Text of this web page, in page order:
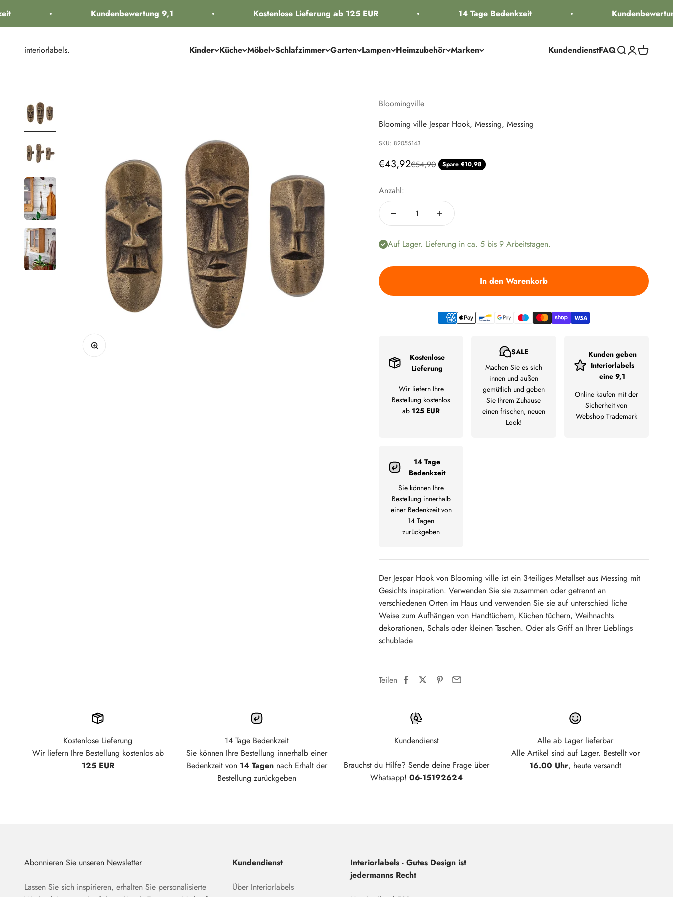
Kundenbewertung 9,1 Kostenlose Lieferung ab 125 EUR 14 Tage Bedenkzeit
Kinder Küche Möbel Schlafzimmer Garten Lampen Heimzubehör Marken
interiorlabels. KundendienstFAQSuche öffnen
Bild vergrößern
Bloomingville
Blooming ville Jespar Hook, Messing, Messing
SKU: 82055143
Angebot
€43,92Regulärer Preis
€54,90 Spare €10,98
Anzahl:
Auf Lager. Lieferung in ca. 5 bis 9 Arbeitstagen.
In den Warenkorb
Kostenlose
Lieferung
Wir liefern Ihre
Bestellung kostenlos
ab 125 EUR
SALE
Machen Sie es sich
innen und außen
gemütlich und geben
Sie Ihrem Zuhause
einen frischen, neuen
Look!
Kunden geben
Interiorlabels
eine 9,1
Online kaufen mit der
Sicherheit von
Webshop Trademark
14 Tage
Bedenkzeit
Sie können Ihre
Bestellung innerhalb
einer Bedenkzeit von
14 Tagen
zurückgeben
Der Jespar Hook von Blooming ville ist ein 3-teiliges Metallset aus Messing mit
Gesichts inspiration. Verwenden Sie sie zusammen oder getrennt an
verschiedenen Orten im Haus und verwenden Sie sie auf unterschied liche
Weise zum Aufhängen von Handtüchern, Küchen tüchern, Weihnachts
dekorationen, Schals oder kleinen Taschen. Oder als Griff an Ihrer Lieblings
schublade
Teilen
Kostenlose Lieferung
Wir liefern Ihre Bestellung kostenlos ab
125 EUR
14 Tage Bedenkzeit
Sie können Ihre Bestellung innerhalb einer
Bedenkzeit von 14 Tagennach Erhalt der
Bestellung zurückgeben
Kundendienst
Brauchst du Hilfe? Sende deine Frage über
Whatsapp! 06-15192624
Alle ab Lager lieferbar
Alle Artikel sind auf Lager. Bestellt vor
16.00 Uhr, heute versandt
Abonnieren Sie unseren Newsletter
Lassen Sie sich inspirieren, erhalten Sie personalisierte
Kundendienst
Über Interiorlabels
Interiorlabels - Gutes Design ist
jedermanns Recht